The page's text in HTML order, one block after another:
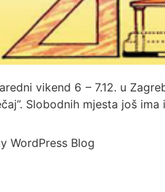
vikend 6 – 7.12. u
Slobodnih mjesta još
WordPress Blog